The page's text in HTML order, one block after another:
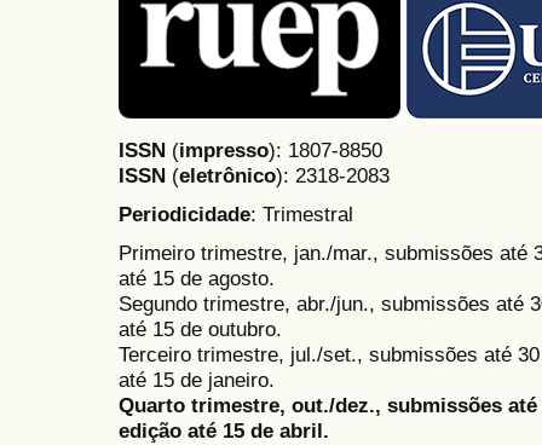
ISSN (impresso): 1807-8850
ISSN (eletrônico): 2318-2083
Periodicidade: Trimestral
Primeiro trimestre, jan./mar., submissões até
até 15 de agosto.
Segundo trimestre, abr./jun., submissões até
até 15 de outubro.
Terceiro trimestre, jul./set., submissões até
até 15 de janeiro.
Quarto trimestre, out./dez., submissões
edição até 15 de abril.